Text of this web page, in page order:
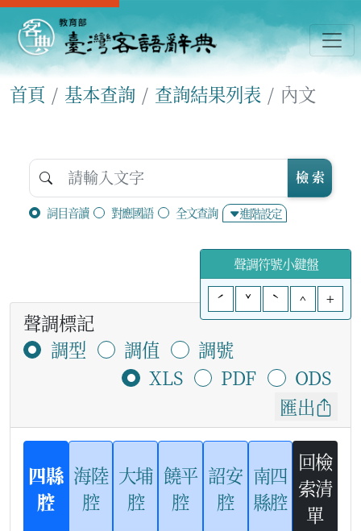
首頁 基本查詢 查詢結果列表 內文
詞目音讀 對應國語 全文查詢 進階設定
檢 索
聲調符號小鍵盤
ˊ
ˇ ˋ ^ +
聲調標記
調型
調值
調號
XLS
PDF
ODS
匯出
四縣
腔
海陸
腔
大埔
腔
饒平
腔
詔安
腔
南四
縣腔
回檢
索清
單